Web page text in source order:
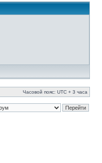
Часовой пояс: UTC + 3 часа